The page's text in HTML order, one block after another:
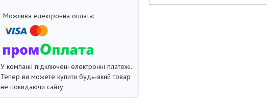
У компанії підключені електронні платежі.
Тепер ви можете купити будь-який товар
не покидаючи сайту.